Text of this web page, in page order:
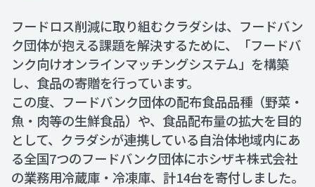
フードロス削減に取り組むクラダシは、フードバン
ク団体が抱える課題を解決するために、「フードバ
ンク向けオンラインマッチングシステム」を構築
し、食品の寄贈を行っています。
この度、フードバンク団体の配布食品品種（野菜・
魚・肉等の生鮮食品）や、食品配布量の拡大を目的
として、クラダシが連携している自治体地域内にあ
る全国7つのフードバンク団体にホシザキ株式会社
の業務用冷蔵庫・冷凍庫、計14台を寄付しました。